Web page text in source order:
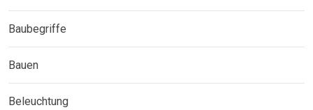
Baubegriffe
Bauen
Beleuchtung